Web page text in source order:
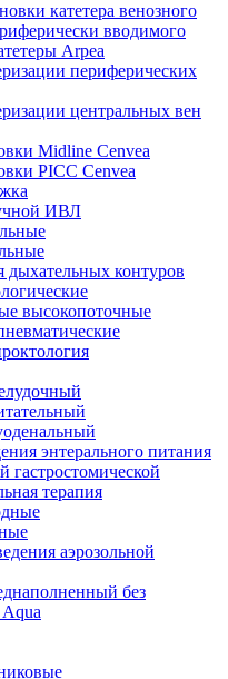
катетера венозного
вводимого
Arpea
периферических
центральных вен
Midline Cenvea
PICC Cenvea
ИВЛ
дыхательных контуров
высокопоточные
энтерального питания
гастростомической
терапия
аэрозольной
без